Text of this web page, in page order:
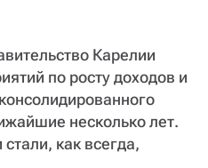
Карелии
по росту доходов и
несколько лет.
как всегда,